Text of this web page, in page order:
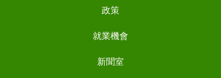
政策
就業機會
新聞室